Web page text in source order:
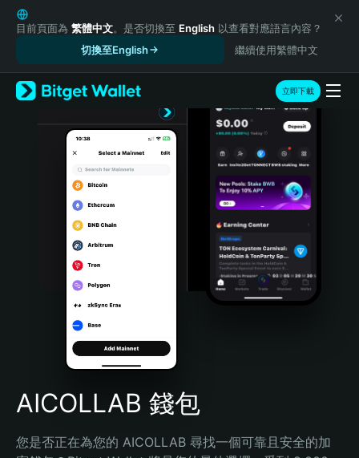
English
日本語
Русский
Español (Latinoamérica)
Türkçe
Português (Portugal)
Bahasa Indonesia
Português (Brasil)
Español (Argentina)
目前頁面為 繁體中文。是否切換至 English 以查看對應語言內容？
切換至English
繼續使用繁體中文
立即下載
AICOLLAB 錢包
您是否正在為您的 AICOLLAB 尋找一個可靠且安全的加